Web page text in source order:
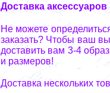
Доставка
Не можете
заказать? Чтобы ваш
доставить вам 3-4
и размеров!
Доставка нескольких